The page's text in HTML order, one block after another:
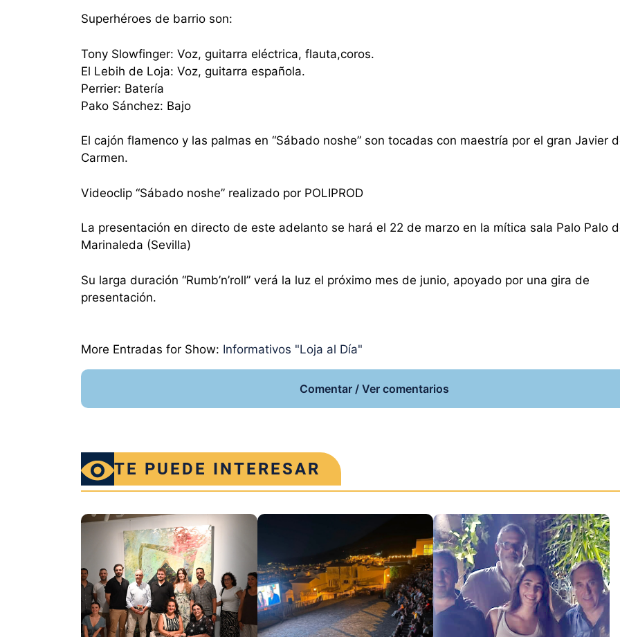
Superhéroes de barrio son:
Tony Slowfinger: Voz, guitarra eléctrica, flauta,coros.
El Lebih de Loja: Voz, guitarra española.
Perrier: Batería
Pako Sánchez: Bajo
El cajón flamenco y las palmas en “Sábado noshe” son tocadas con maestría por el gran Javier
Carmen.
Videoclip “Sábado noshe” realizado por POLIPROD
La presentación en directo de este adelanto se hará el 22 de marzo en la mítica sala Palo Palo
Marinaleda (Sevilla)
Su larga duración “Rumb’n’roll” verá la luz el próximo mes de junio, apoyado por una gira de
presentación.
More Entradas for Show: Informativos "Loja al Día"
Comentar / Ver comentarios
TE PUEDE INTERESAR